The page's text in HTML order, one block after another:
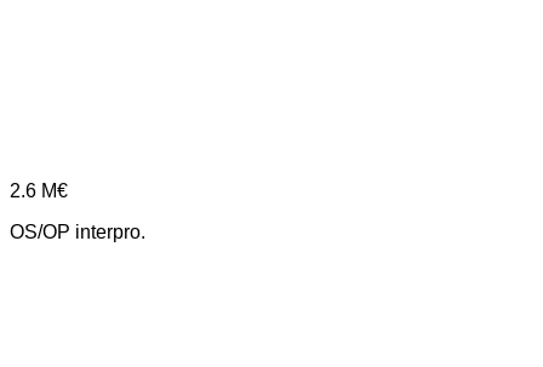
2.6 M€
OS/OP interpro.